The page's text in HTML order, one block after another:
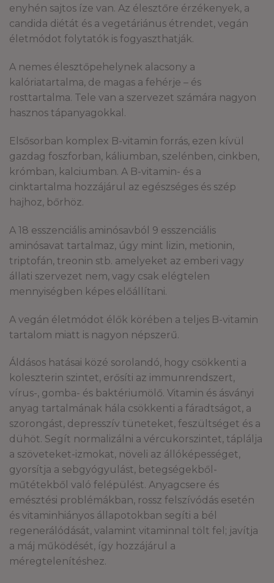
enyhén sajtos íze van. Az élesztőre érzékenyek, a
candida diétát és a vegetáriánus étrendet, vegán
életmódot folytatók is fogyaszthatják.
A nemes élesztőpehelynek alacsony a
kalóriatartalma, de magas a fehérje – és
rosttartalma. Tele van a szervezet számára nagyon
hasznos tápanyagokkal.
Elsősorban komplex B-vitamin forrás, ezen kívül
gazdag foszforban, káliumban, szelénben, cinkben,
krómban, kalciumban. A B-vitamin- és a
cinktartalma hozzájárul az egészséges és szép
hajhoz, bőrhöz.
A 18 esszenciális aminósavból 9 esszenciális
aminósavat tartalmaz, úgy mint lizin, metionin,
triptofán, treonin stb. amelyeket az emberi vagy
állati szervezet nem, vagy csak elégtelen
mennyiségben képes előállítani.
A vegán életmódot élők körében a teljes B-vitamin
tartalom miatt is nagyon népszerű.
Áldásos hatásai közé sorolandó, hogy csökkenti a
koleszterin szintet, erősíti az immunrendszert,
vírus-, gomba- és baktériumölő. Vitamin és ásványi
anyag tartalmának hála csökkenti a fáradtságot, a
szorongást, depresszív tüneteket, feszültséget és a
dühöt. Segít normalizálni a vércukorszintet, táplálja
a szöveteket-izmokat, növeli az állóképességet,
gyorsítja a sebgyógyulást, betegségekből-
műtétekből való felépülést. Anyagcsere és
emésztési problémákban, rossz felszívódás esetén
és vitaminhiányos állapotokban segíti a bél
regenerálódását, valamint vitaminnal tölt fel; javítja
a máj működését, így hozzájárul a
méregtelenítéshez.